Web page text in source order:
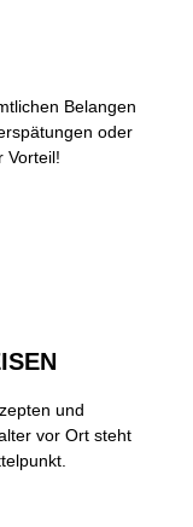
Belangen
oder
Vorteil!
und
vor Ort steht